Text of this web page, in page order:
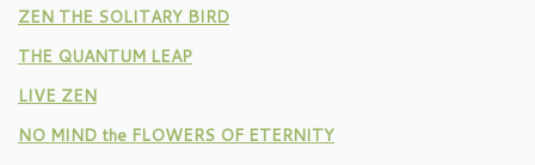
ZEN THE SOLITARY BIRD
THE QUANTUM LEAP
LIVE ZEN
NO MIND the FLOWERS OF ETERNITY